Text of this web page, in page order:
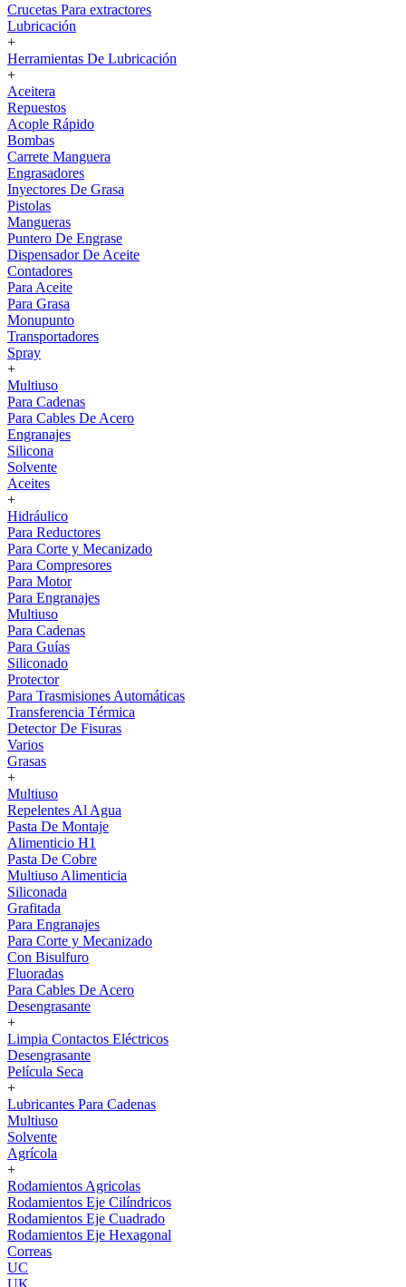
Crucetas Para extractores
Lubricación
+
Herramientas De Lubricación
+
Aceitera
Repuestos
Acople Rápido
Bombas
Carrete Manguera
Engrasadores
Inyectores De Grasa
Pistolas
Mangueras
Puntero De Engrase
Dispensador De Aceite
Contadores
Para Aceite
Para Grasa
Monupunto
Transportadores
Spray
+
Multiuso
Para Cadenas
Para Cables De Acero
Engranajes
Silicona
Solvente
Aceites
+
Hidráulico
Para Reductores
Para Corte y Mecanizado
Para Compresores
Para Motor
Para Engranajes
Multiuso
Para Cadenas
Para Guías
Siliconado
Protector
Para Trasmisiones Automáticas
Transferencia Térmica
Detector De Fisuras
Varios
Grasas
+
Multiuso
Repelentes Al Agua
Pasta De Montaje
Alimenticio H1
Pasta De Cobre
Multiuso Alimenticia
Siliconada
Grafitada
Para Engranajes
Para Corte y Mecanizado
Con Bisulfuro
Fluoradas
Para Cables De Acero
Desengrasante
+
Limpia Contactos Eléctricos
Desengrasante
Película Seca
+
Lubricantes Para Cadenas
Multiuso
Solvente
Agrícola
+
Rodamientos Agricolas
Rodamientos Eje Cilíndricos
Rodamientos Eje Cuadrado
Rodamientos Eje Hexagonal
Correas
UC
UK